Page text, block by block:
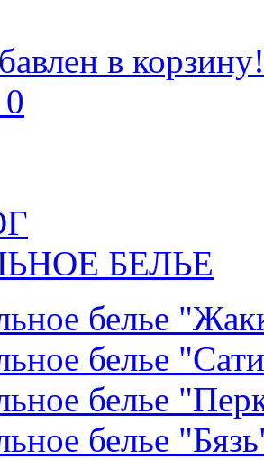
в корзину!
0
БЕЛЬЕ
белье
белье
белье
белье